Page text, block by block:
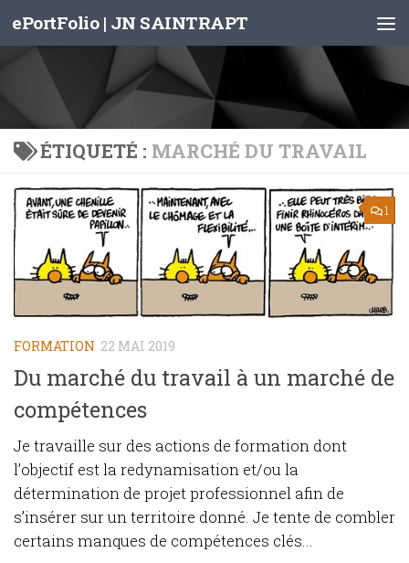
Skip to content
ePortFolio | JN SAINTRAPT
ÉTIQUETÉ : MARCHÉ DU TRAVAIL
1
FORMATION 22 MAI 2019
Du marché du travail à un marché de
compétences
Je travaille sur des actions de formation dont
l’objectif est la redynamisation et/ou la
détermination de projet professionnel afin de
s’insérer sur un territoire donné. Je tente de combler
certains manques de compétences clés...